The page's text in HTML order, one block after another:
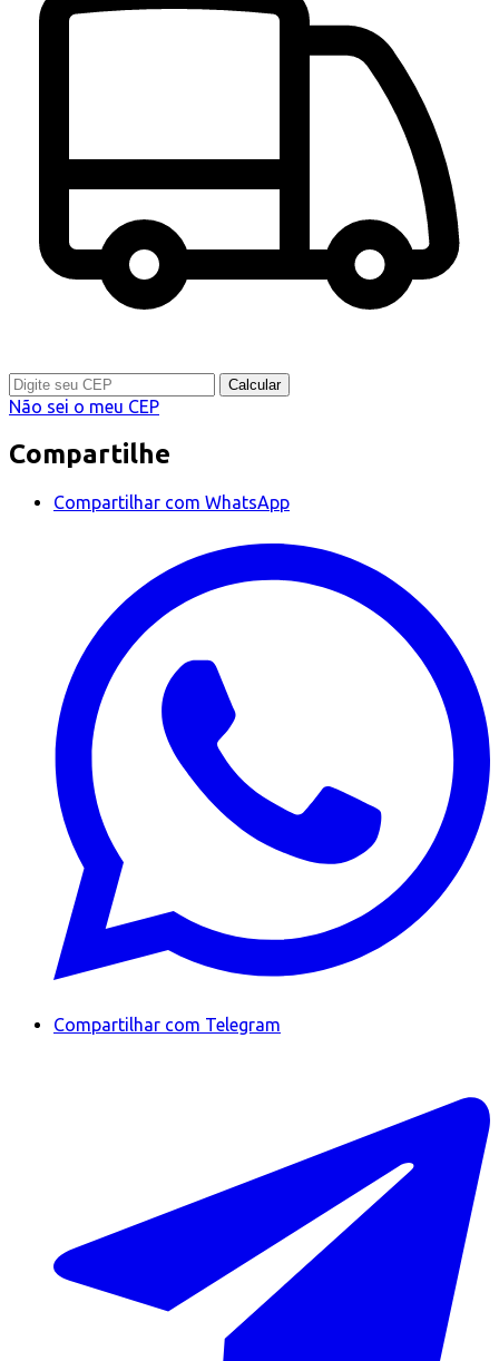
Calcular
Não sei o meu CEP
Compartilhe
Compartilhar com WhatsApp
Compartilhar com Telegram